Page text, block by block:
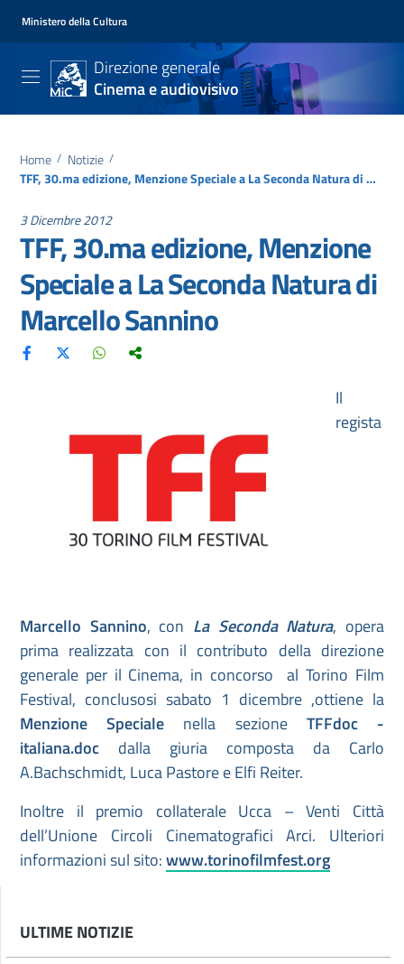
Ministero della Cultura
Direzione generale
Cinema e audiovisivo
Home / Notizie /
TFF, 30.ma edizione, Menzione Speciale a La Seconda Natura di Marcello Sannino
3 Dicembre 2012
TFF, 30.ma edizione, Menzione
Speciale a La Seconda Natura di
Marcello Sannino
Il
regista
Marcello Sannino, con La Seconda Natura, opera
prima realizzata con il contributo della direzione
generale per il Cinema, in concorso al Torino Film
Festival, conclusosi sabato 1 dicembre ,ottiene la
Menzione Speciale nella sezione
TFFdoc -
italiana.doc dalla giuria composta da Carlo
A.Bachschmidt, Luca Pastore e Elfi Reiter.
Inoltre il premio collaterale Ucca – Venti Città
dell’Unione Circoli Cinematografici Arci. Ulteriori
informazioni sul sito:www.torinofilmfest.org
ULTIME NOTIZIE